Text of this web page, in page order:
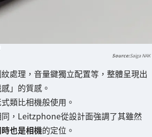
Saiga NAK
處理，音量鍵獨立配置等，整體呈現出
」的質感。
類比相機般使用。
，Leitzphone從設計面強調了其雖然
也是相機的定位。